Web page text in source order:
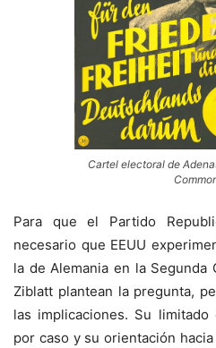
Cartel electoral de
Para que el Partido
necesario que EEUU
la de Alemania en la Segunda
Ziblatt plantean la pregunta,
las implicaciones. Su limitado
por caso y su orientación